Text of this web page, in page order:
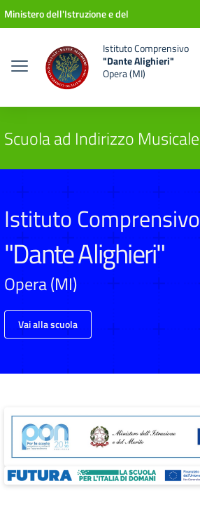
Vai ai contenuti
Vai al menu di navigazione
Vai al footer
Ministero dell'Istruzione e del
Istituto Comprensivo
"Dante Alighieri"
Opera (MI)
Scuola ad Indirizzo Musicale
Istituto Comprensivo
"Dante Alighieri"
Opera (MI)
Vai alla scuola